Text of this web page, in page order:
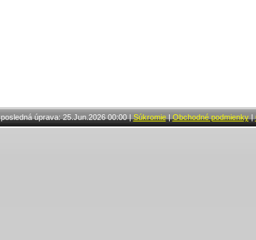
posledná úprava: 25.Jun.2026 00:00| Súkromie| Obchodné podmienky|